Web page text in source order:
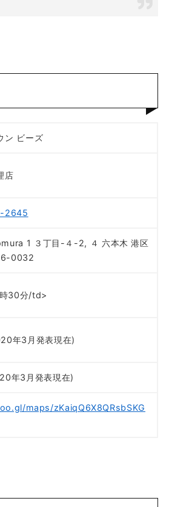
ン ビーズ
店
2645
1 ３丁目-４-2, ４ 六本木 港区
0032
30分/td>
年3月発表現在)
年3月発表現在)
maps/zKaiqQ6X8QRsbSKG